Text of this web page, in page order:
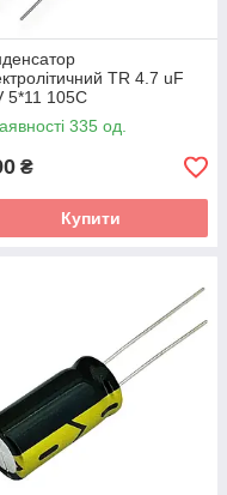
TR 4.7 uF
5*11 105C
335 од.
₴
Купити